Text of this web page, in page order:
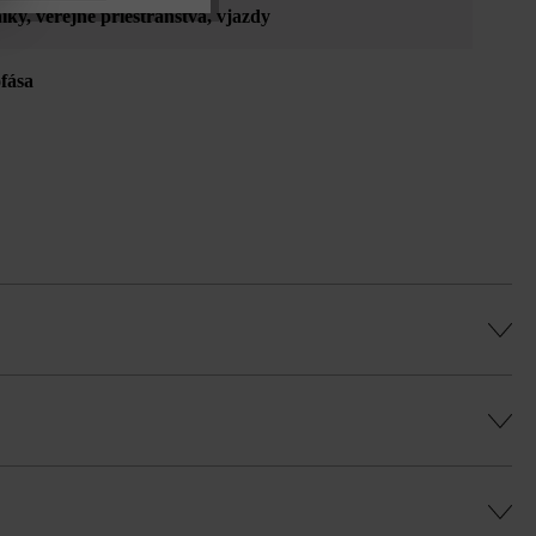
, verejné priestranstvá, vjazdy
rozdiely.